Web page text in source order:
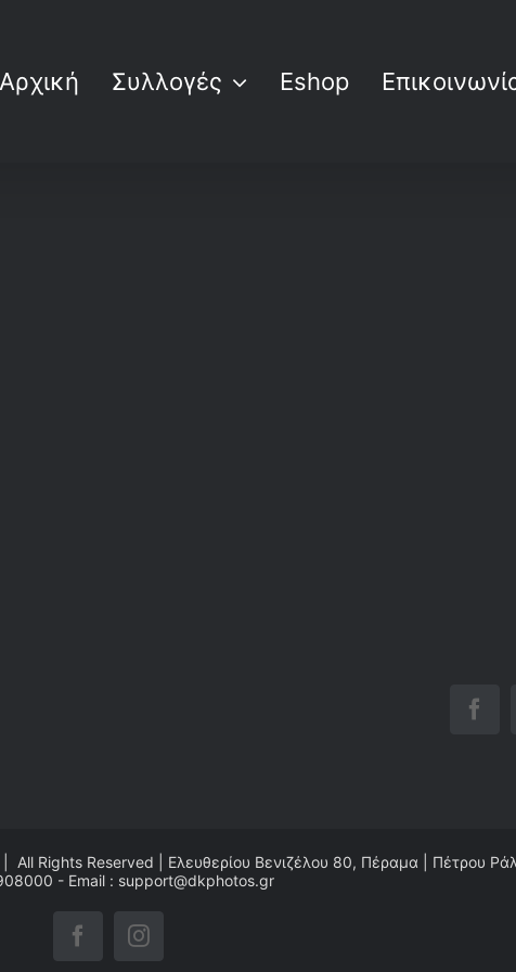
Αρχική Συλλογές Eshop
All Rights Reserved | Ελευθερίου Βενιζέλου 80, Πέραμα | Πέτρου
- Email : support@dkphotos.gr
FacebookInstagram